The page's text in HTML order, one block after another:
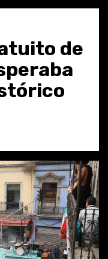
de